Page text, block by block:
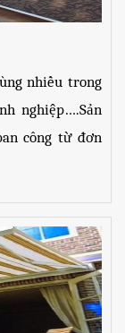
nhiều trong
nghiệp….Sản
công từ đơn